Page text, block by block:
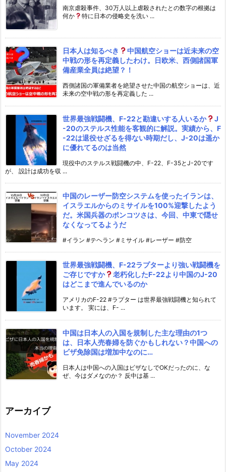
南京虐殺事件、30万人以上虐殺されたとの数字の根拠は
何か
特に日本の侵略史を洗い ...
日本人は知るべき
中国航空ショーは近未来の空
中戦の形を再定義したわけ。日欧米、西側諸国軍
備産業全員は絶望？！
西側諸国の軍備業者を絶望させた中国の航空ショーは、近
未来の空中戦の形を再定義した ...
世界最強戦闘機、F-22と勘違いする人いるか
J
-20のステルス性能を客観的に解説。実績から、F
-22は退役せざるを得ない時期だし、J-20は遥か
に優れてるのは当然
現役中のステルス戦闘機の中、F-22、F-35とJ-20です
が、 設計は成功を収 ...
中国のレーザー防空システムを使ったイランは、
イスラエルからのミサイルを100%迎撃したよう
だ。米国兵器のポンコツさは、今回、中東で隠せ
なくなってるようだ
#イラン #テヘラン #ミサイル #レーザー #防空
世界最強戦闘機、F-22ラプターより強い戦闘機を
ご存じですか
老朽化したF-22より中国のJ-20
はどこまで進んでいるのか
アメリカのF-22 #ラプター は世界最強戦闘機と知られて
います。 実には、F- ...
中国は日本人の入国を規制した主な理由の1つ
は、日本人売春婦を防ぐかもしれない？中国への
ビザ免除国は増加中なのに…
日本人は中国への入国はビザなしでOKだったのに、な
ぜ、今はダメなのか？ 反中は基 ...
アーカイブ
November 2024
October 2024
May 2024